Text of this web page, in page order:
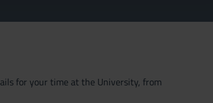
for your time at the University, from